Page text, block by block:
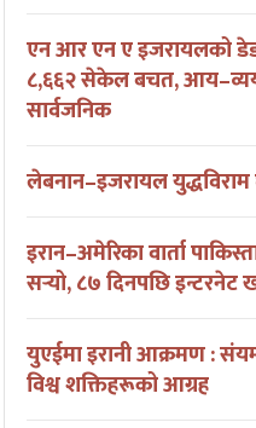
एन आर एन ए इजरायलको
८,६६२ सेकेल बचत,
सार्वजनिक
लेबनान–इजरायल
इरान–अमेरिका वार्ता
सर्‍यो, ८७ दिनपछि इन्टरनेट
युएईमा इरानी आक्रमण :
विश्व शक्तिहरूको आग्रह